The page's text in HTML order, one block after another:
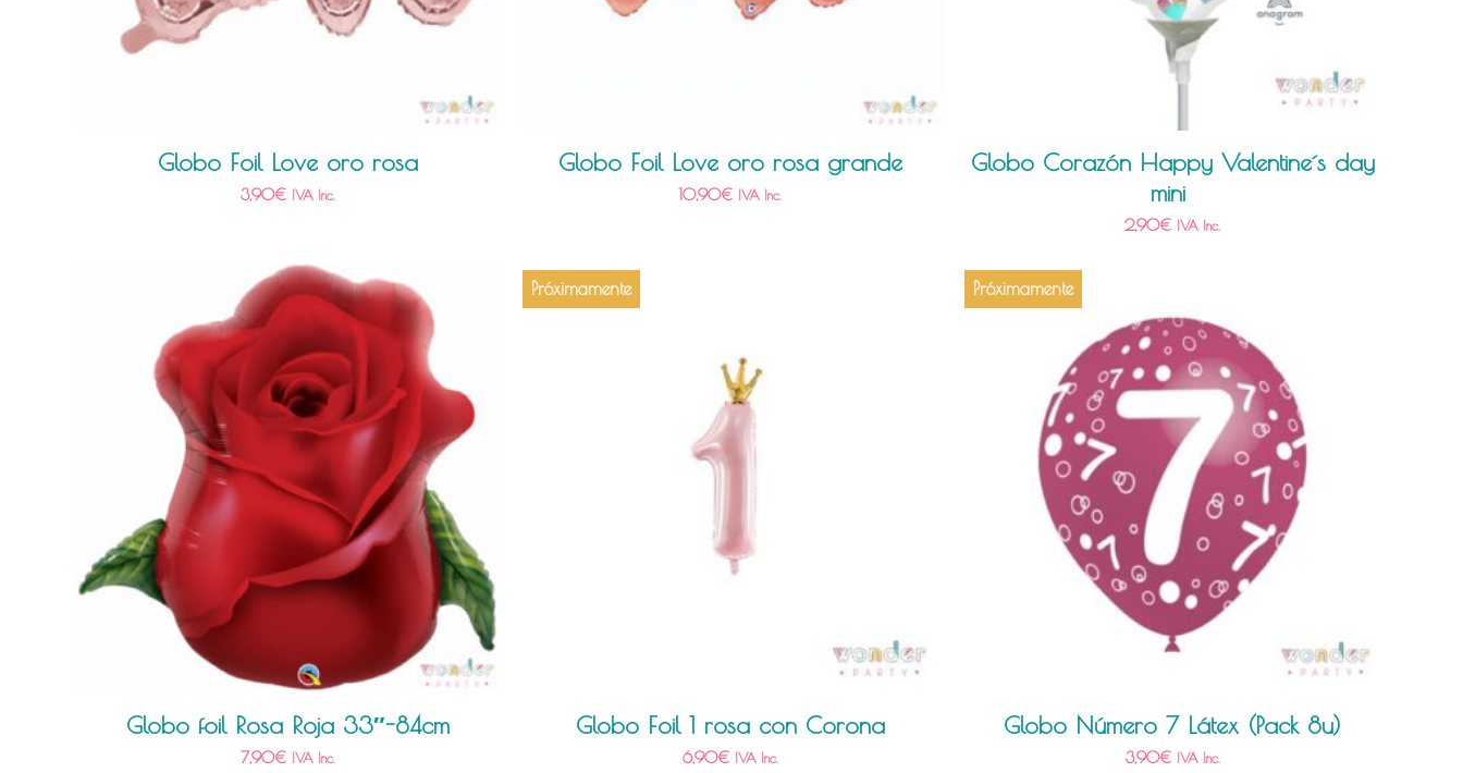
Globo Foil Love oro rosa
3,90€ IVA Inc.
Globo Foil Love oro rosa grande
10,90€ IVA Inc.
Globo Corazón Happy Valentine´s day
mini
2,90€ IVA Inc.
Globo foil Rosa Roja 33″-84cm
7,90€ IVA Inc.
Próximamente
Globo Foil 1 rosa con Corona
6,90€ IVA Inc.
Próximamente
Globo Número 7 Látex (Pack 8u)
3,90€ IVA Inc.